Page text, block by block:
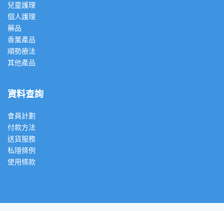
兒童護理
個人護理
藥品
香薰產品
順勢療法
其他產品
資料查詢
會員計劃
付款方法
送貨服務
私隱條例
使用條款